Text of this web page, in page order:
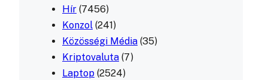
Hír (7456)
Konzol (241)
Közösségi Média (35)
Kriptovaluta (7)
Laptop (2524)